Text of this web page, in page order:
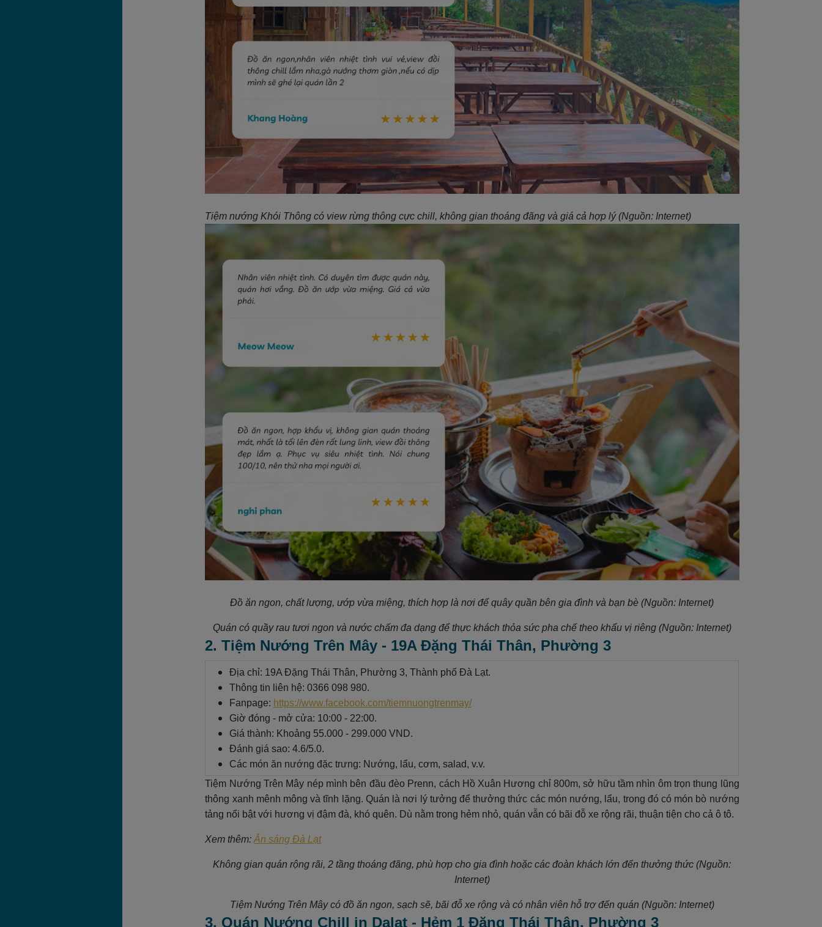
Tiệm nướng Khói Thông có view rừng thông cực chill, không gian thoáng đãng và giá cả hợp lý (Nguồn: Internet)
Đồ ăn ngon, chất lượng, ướp vừa miệng, thích hợp là nơi để quây quần bên gia đình và bạn bè (Nguồn: Internet)
Quán có quầy rau tươi ngon và nước chấm đa dạng để thực khách thỏa sức pha chế theo khẩu vị riêng (Nguồn: Internet)
2. Tiệm Nướng Trên Mây - 19A Đặng Thái Thân, Phường 3
Địa chỉ: 19A Đặng Thái Thân, Phường 3, Thành phố Đà Lạt.
Thông tin liên hệ: 0366 098 980.
Fanpage: https://www.facebook.com/tiemnuongtrenmay/
Giờ đóng - mở cửa: 10:00 - 22:00.
Giá thành: Khoảng 55.000 - 299.000 VND.
Đánh giá sao: 4.6/5.0.
Các món ăn nướng đặc trưng: Nướng, lẩu, cơm, salad, v.v.
Tiệm Nướng Trên Mây nép mình bên đầu đèo Prenn, cách Hồ Xuân Hương chỉ 800m, sở hữu tầm nhìn ôm trọn thung lũng
thông xanh mênh mông và tĩnh lặng. Quán là nơi lý tưởng để thưởng thức các món nướng, lẩu, trong đó có món bò nướng
tảng nổi bật với hương vị đậm đà, khó quên. Dù nằm trong hẻm nhỏ, quán vẫn có bãi đỗ xe rộng rãi, thuận tiện cho cả ô tô.
Xem thêm:Ăn sáng Đà Lạt
Không gian quán rộng rãi, 2 tầng thoáng đãng, phù hợp cho gia đình hoặc các đoàn khách lớn đến thưởng thức (Nguồn:
Internet)
Tiệm Nướng Trên Mây có đồ ăn ngon, sạch sẽ, bãi đỗ xe rộng và có nhân viên hỗ trợ đến quán (Nguồn: Internet)
3. Quán Nướng Chill in Dalat - Hẻm 1 Đặng Thái Thân, Phường 3